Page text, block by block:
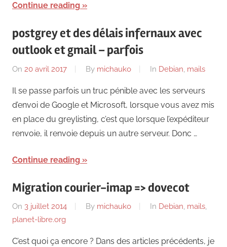
Continue reading
postgrey et des délais infernaux avec
outlook et gmail – parfois
On 20 avril 2017 By michauko In Debian, mails
Il se passe parfois un truc pénible avec les serveurs
d’envoi de Google et Microsoft, lorsque vous avez mis
en place du greylisting, c’est que lorsque l’expéditeur
renvoie, il renvoie depuis un autre serveur. Donc …
Continue reading
Migration courier-imap => dovecot
On 3 juillet 2014 By michauko In Debian, mails,
planet-libre.org
C’est quoi ça encore ? Dans des articles précédents, je